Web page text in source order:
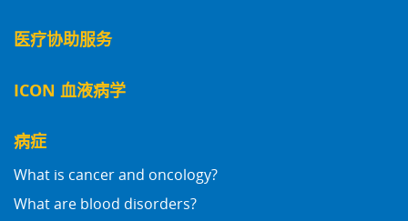
医疗协助服务
ICON 血液病学
病症
What is cancer and oncology?
What are blood disorders?